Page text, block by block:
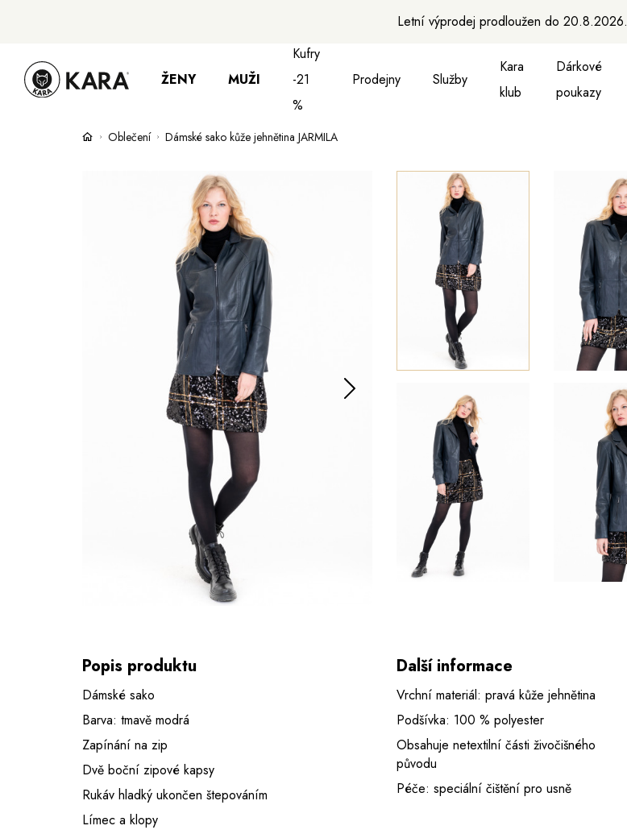
Letní výprodej prodloužen do 20.8.2026.
ŽENY
Bundy, kabáty a saka
MUŽI
Bundy, kabáty a vesty
Kufry
-21
%
Prodejny Služby
Kara
klub
Dárkové
poukazy
Oblečení Dámské sako kůže jehnětina JARMILA
Popis produktu
Dámské sako
Barva: tmavě modrá
Zapínání na zip
Dvě boční zipové kapsy
Rukáv hladký ukončen štepováním
Límec a klopy
Další informace
Vrchní materiál: pravá kůže jehnětina
Podšívka: 100 % polyester
Obsahuje netextilní části živočišného
původu
Péče: speciální čištění pro usně